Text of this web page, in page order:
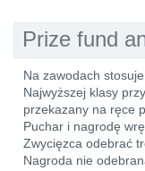
Prize fund
Na zawodach
Najwyższej klasy
przekazany na ręce
Puchar i nagrodę
Zwycięzca odebrać
Nagroda nie